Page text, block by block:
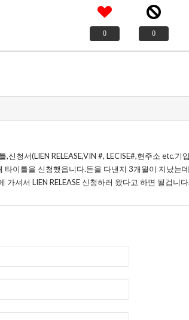
0 0
청서(LIEN RELEASE,VIN #, LECISE#,현주소 etc.기
타이틀을 신청했읍니다.돈을 다낸지 3개월이 지났
가셔서 LIEN RELEASE 신청하러 왔다고 하면 될겁니다.